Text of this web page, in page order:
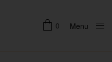
0 Menu